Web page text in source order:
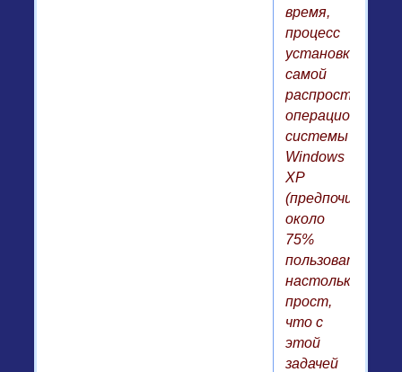
время,
процесс
установки
самой
операционной
системы
Windows
XP
(предпочитают
около
75%
пользователей)
настолько
прост,
что с
этой
задачей